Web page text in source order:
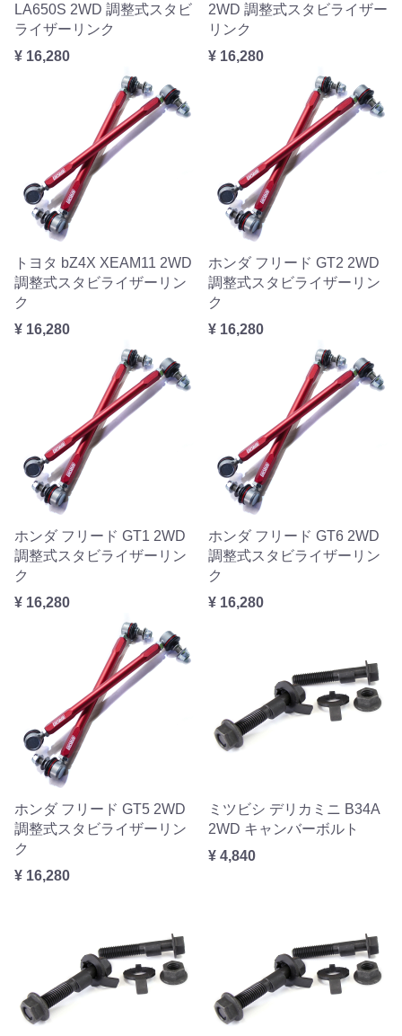
LA650S 2WD 調整式スタビ
ライザーリンク
¥ 16,280
2WD 調整式スタビライザー
リンク
¥ 16,280
トヨタ bZ4X XEAM11 2WD
調整式スタビライザーリン
ク
¥ 16,280
ホンダ フリード GT2 2WD
調整式スタビライザーリン
ク
¥ 16,280
ホンダ フリード GT1 2WD
調整式スタビライザーリン
ク
¥ 16,280
ホンダ フリード GT6 2WD
調整式スタビライザーリン
ク
¥ 16,280
ホンダ フリード GT5 2WD
調整式スタビライザーリン
ク
¥ 16,280
ミツビシ デリカミニ B34A
2WD キャンバーボルト
¥ 4,840